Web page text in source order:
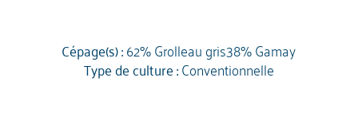
Cépage(s) :62% Grolleau gris38% Gamay
Type de culture :Conventionnelle